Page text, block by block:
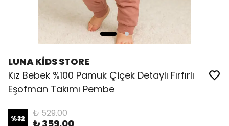
LUNA KİDS STORE
Kız Bebek %100 Pamuk Çiçek Detaylı Fırfırlı
Eşofman Takımı Pembe
%32 ₺ 529.00